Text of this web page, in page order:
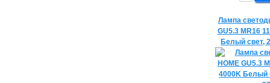
Лампа
GU5.3 MR16
Белый свет,